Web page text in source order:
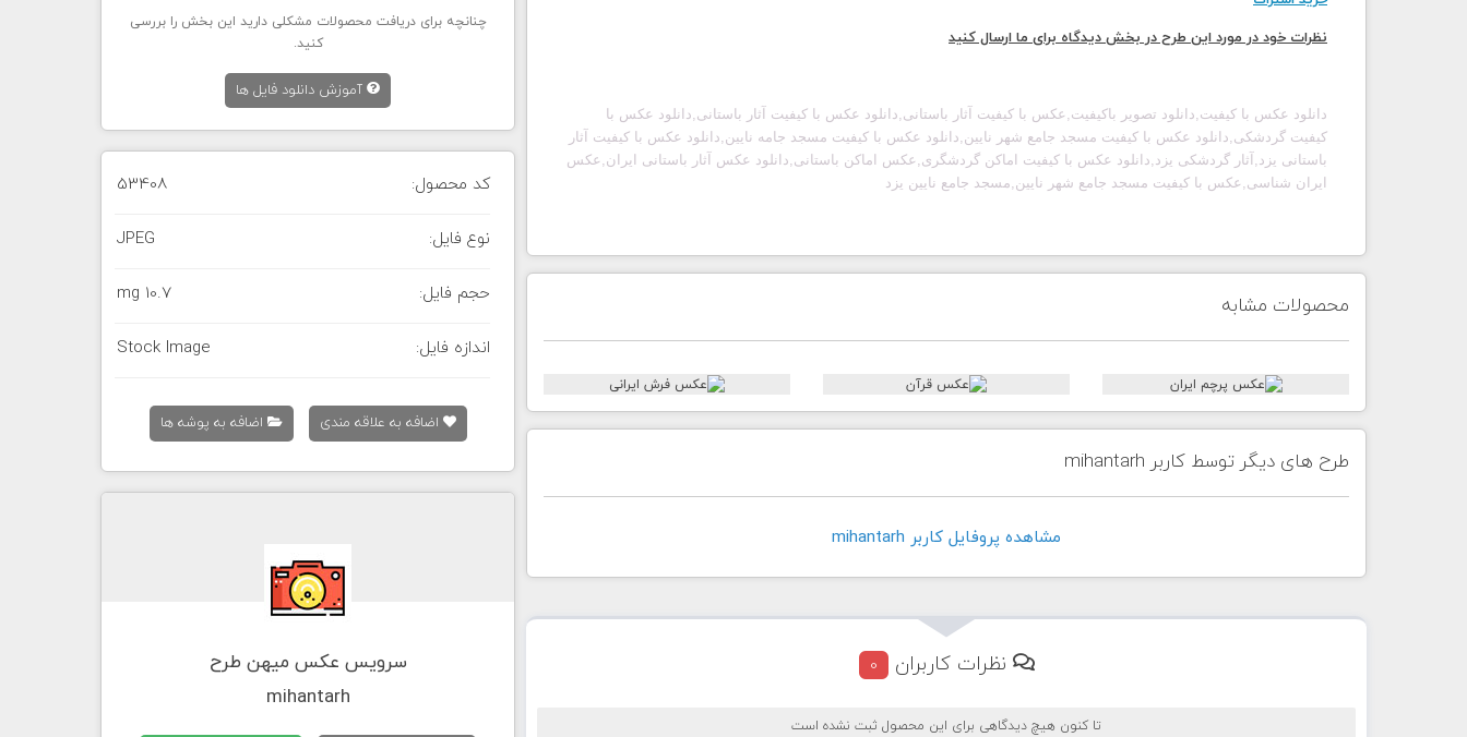
نظرات خود در مورد این طرح در بخش دیدگاه برای ما ارسال کنید
دانلود عکس با کیفیت,دانلود تصویر باکیفیت,عکس با کیفیت آثار باستانی,دانلود عکس با کیفیت آثار باستانی,دانلود عکس با
کیفیت گردشکی,دانلود عکس با کیفیت مسجد جامع شهر نایین,دانلود عکس با کیفیت مسجد جامه نایین,دانلود عکس با کیفیت آثار
باستانی یزد,آثار گردشکی یزد,دانلود عکس با کیفیت اماکن گردشگری,عکس اماکن باستانی,دانلود عکس آثار باستانی ایران,عکس
ایران شناسی,عکس با کیفیت مسجد جامع شهر نایین,مسجد جامع نایین یزد
محصولات مشابه
طرح های دیگر توسط کاربر mihantarh
مشاهده پروفايل کاربر mihantarh
نظرات کاربران 0
تا کنون هیچ دیدگاهی برای این محصول ثبت نشده است
چنانچه برای دریافت محصولات مشکلی دارید این بخش را بررسی
کنید.
آموزش دانلود فایل ها
کد محصول: 53408
نوع فایل: JPEG
حجم فایل: 10.7 mg
اندازه فایل: Stock Image
اضافه به علاقه مندی اضافه به پوشه ها
سرویس عکس میهن طرح
mihantarh